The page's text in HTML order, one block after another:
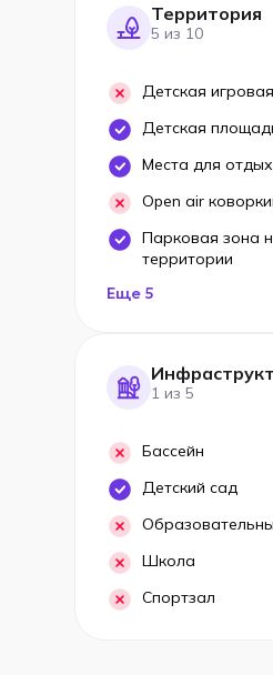
Территория
5 из 10
Детская игровая
Детская
Места для
Open air
Парковая зона
территории
Еще 5
1 из 5
Бассейн
Детский сад
Школа
Спортзал